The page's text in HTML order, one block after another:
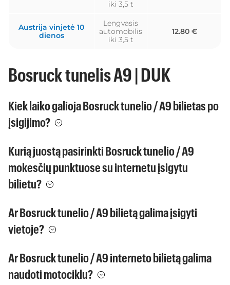
iki 3,5 t
Austrija vinjetė 10
dienos
Lengvasis
automobilis
iki 3,5 t
12.80 €
Bosruck tunelis A9 | DUK
Kiek laiko galioja Bosruck tunelio / A9 bilietas po
įsigijimo?
Kurią juostą pasirinkti Bosruck tunelio / A9
mokesčių punktuose su internetu įsigytu
bilietu?
Ar Bosruck tunelio / A9 bilietą galima įsigyti
vietoje?
Ar Bosruck tunelio / A9 interneto bilietą galima
naudoti motociklu?